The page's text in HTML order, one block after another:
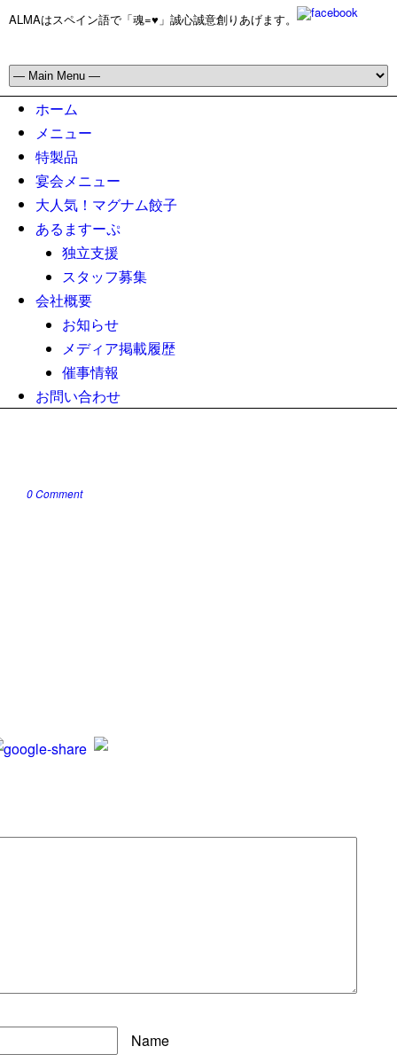
ALMAはスペイン語で「魂=♥」誠心誠意創りあげます。
ホーム
メニュー
特製品
宴会メニュー
大人気！マグナム餃子
あるますーぷ
独立支援
スタッフ募集
会社概要
お知らせ
メディア掲載履歴
催事情報
お問い合わせ
0 Comment
Name